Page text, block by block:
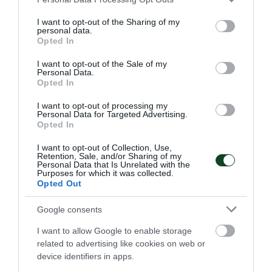
not limited to your visit or usage behaviour. You may click to
grant or deny consent to Google and its third-party tags to
use your data for below specified purposes in below Google
consent section.
I want to opt-out of the Sharing of my
personal data.
Opted In
I want to opt-out of the Sale of my
Personal Data.
Opted In
I want to opt-out of processing my
Personal Data for Targeted Advertising.
Opted In
I want to opt-out of Collection, Use,
Retention, Sale, and/or Sharing of my
Personal Data that Is Unrelated with the
Purposes for which it was collected.
Opted Out
Google consents
I want to allow Google to enable storage
related to advertising like cookies on web or
device identifiers in apps.
στις κορυφαίες θέσεις των κατηγοριών τους.
Με Θέμελη η Εθνική Ομάδα
Τοξοβολίας για τους